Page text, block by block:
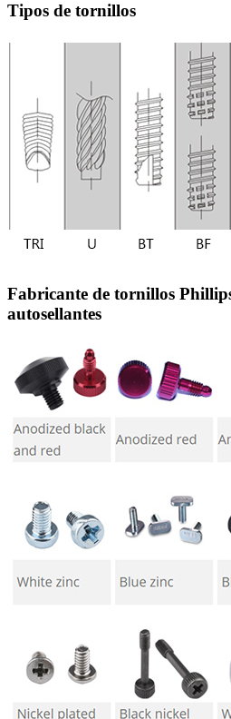
Tipos de tornillos
Fabricante de tornillos
autosellantes